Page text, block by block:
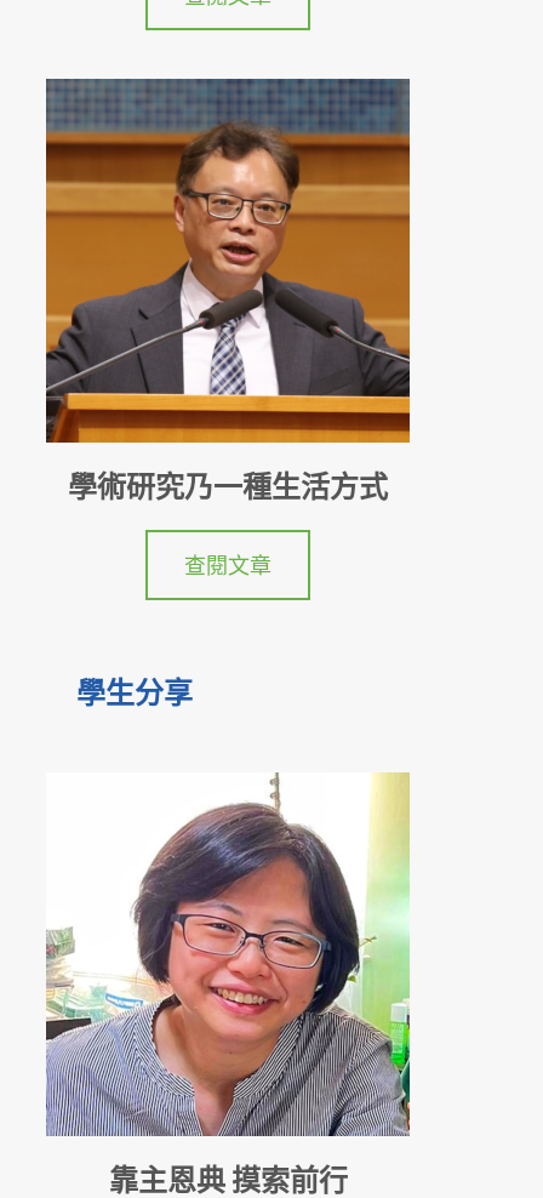
學術研究乃一種生活方式
查閱文章
學生分享
靠主恩典 摸索前行